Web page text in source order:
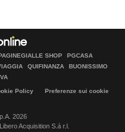
PAGINEGIALLE SHOP
PGCASA
QUIFINANZA
BUONISSIMO
Policy
Preferenze sui cookie
2026
Acquisition S.á r.l.